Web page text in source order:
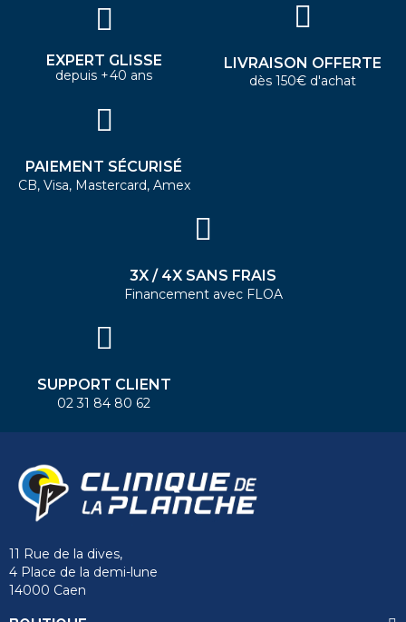
EXPERT GLISSE
depuis +40 ans
LIVRAISON OFFERTE
dès 150€ d'achat
PAIEMENT SÉCURISÉ
CB, Visa, Mastercard, Amex
3X / 4X SANS FRAIS
Financement avec FLOA
SUPPORT CLIENT
02 31 84 80 62
11 Rue de la dives,
4 Place de la demi-lune
14000 Caen